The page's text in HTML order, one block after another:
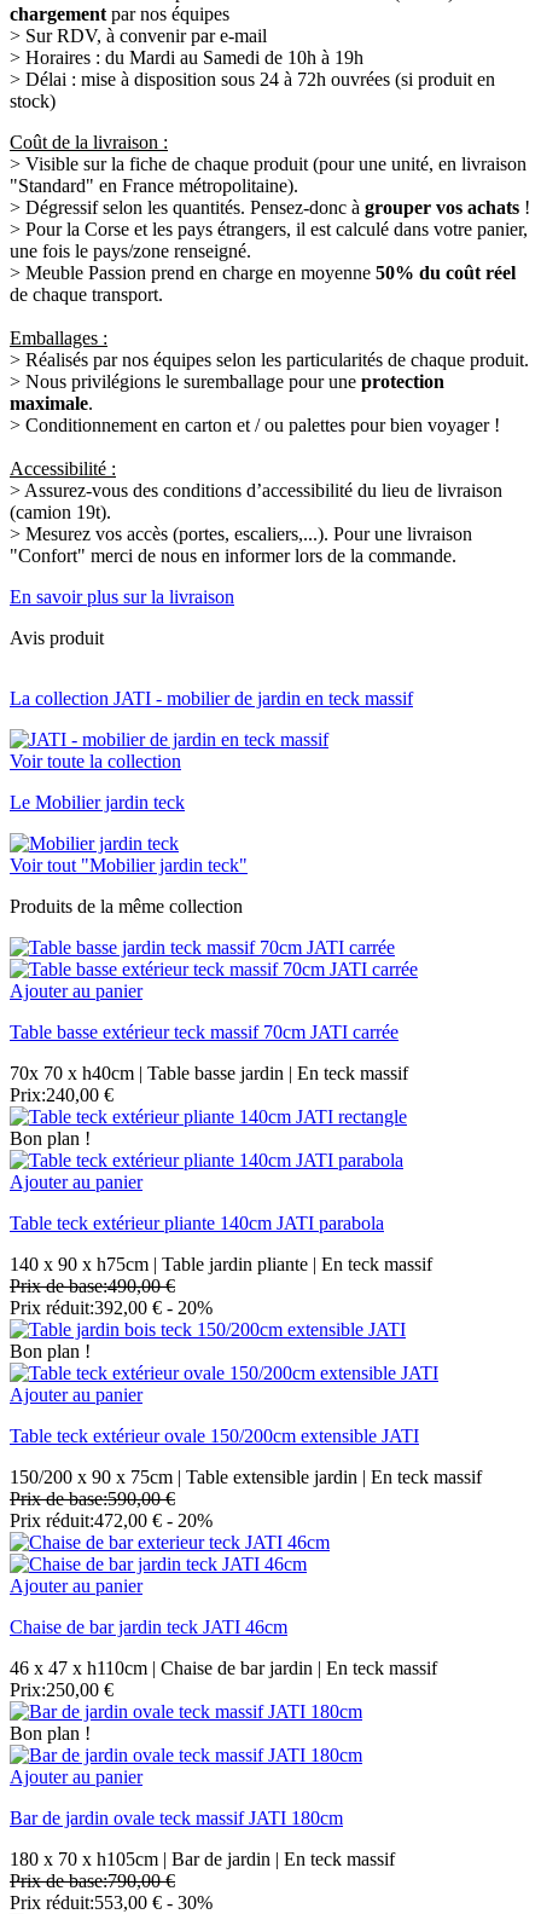
chargement par nos équipes
> Sur RDV, à convenir par e-mail
> Horaires : du Mardi au Samedi de 10h à 19h
> Délai : mise à disposition sous 24 à 72h ouvrées (si produit en
stock)
Coût de la livraison :
> Visible sur la fiche de chaque produit (pour une unité, en livraison
"Standard" en France métropolitaine).
> Dégressif selon les quantités. Pensez-donc à grouper vos achats !
> Pour la Corse et les pays étrangers, il est calculé dans votre panier,
une fois le pays/zone renseigné.
> Meuble Passion prend en charge en moyenne 50% du coût réel
de chaque transport.
Emballages :
> Réalisés par nos équipes selon les particularités de chaque produit.
> Nous privilégions le suremballage pour une protection
maximale.
> Conditionnement en carton et / ou palettes pour bien voyager !
Accessibilité :
> Assurez-vous des conditions d’accessibilité du lieu de livraison
(camion 19t).
> Mesurez vos accès (portes, escaliers,...). Pour une livraison
"Confort" merci de nous en informer lors de la commande.
En savoir plus sur la livraison
Avis produit
La collection JATI - mobilier de jardin en teck massif
Voir toute la collection
Le Mobilier jardin teck
Voir tout "Mobilier jardin teck"
Produits de la même collection
Ajouter au panier
Table basse extérieur teck massif 70cm JATI carrée
70x 70 x h40cm | Table basse jardin | En teck massif
Prix:240,00 €
Bon plan !
Ajouter au panier
Table teck extérieur pliante 140cm JATI parabola
140 x 90 x h75cm | Table jardin pliante | En teck massif
Prix de base:490,00 €
Prix réduit:392,00 € - 20%
Bon plan !
Ajouter au panier
Table teck extérieur ovale 150/200cm extensible JATI
150/200 x 90 x 75cm | Table extensible jardin | En teck massif
Prix de base:590,00 €
Prix réduit:472,00 € - 20%
Ajouter au panier
Chaise de bar jardin teck JATI 46cm
46 x 47 x h110cm | Chaise de bar jardin | En teck massif
Prix:250,00 €
Bon plan !
Ajouter au panier
Bar de jardin ovale teck massif JATI 180cm
180 x 70 x h105cm | Bar de jardin | En teck massif
Prix de base:790,00 €
Prix réduit:553,00 € - 30%